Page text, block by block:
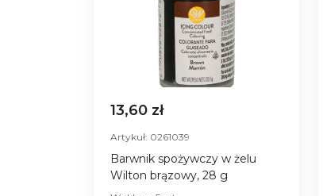
13,60 zł
Artykuł: 0261039
Barwnik spożywczy w żelu
Wilton brązowy, 28 g